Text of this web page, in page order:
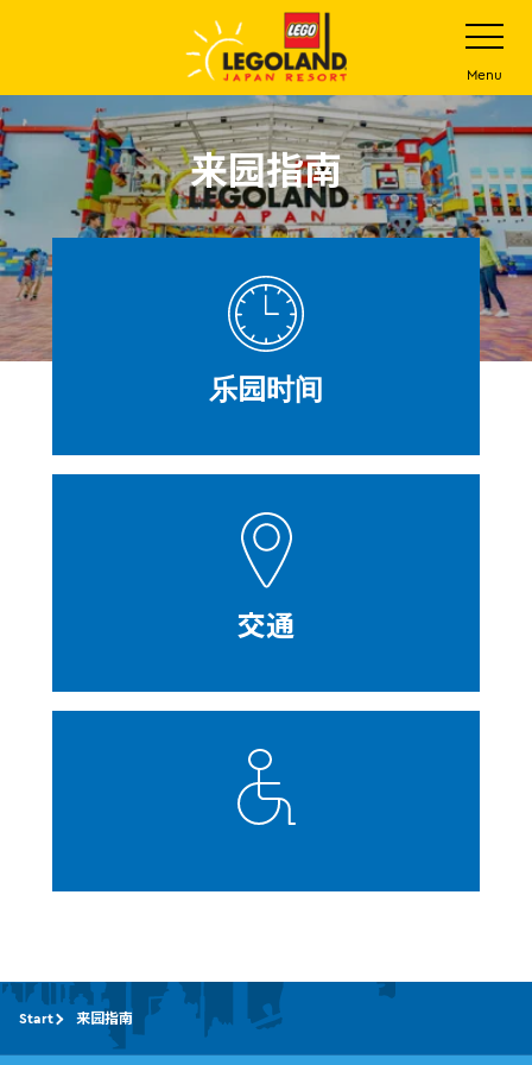
主
要
内
容
打
开
网
站
菜
单
Menu
来园指南
乐园时间
交通
Start 来园指南